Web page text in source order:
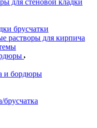
для стеновой кладки
брусчатки
растворы для кирпича
и бордюры
брусчатка